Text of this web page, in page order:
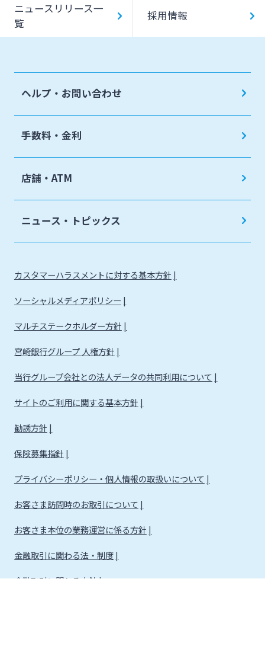
ニュースリリース一
覧
採用情報
ヘルプ・お問い合わせ
手数料・金利
店舗・ATM
ニュース・トピックス
カスタマーハラスメントに対する基本方針
ソーシャルメディアポリシー
マルチステークホルダー方針
宮崎銀行グループ 人権方針
当行グループ会社との法人データの共同利用について
サイトのご利用に関する基本方針
勧誘方針
保険募集指針
プライバシーポリシー・個人情報の取扱いについて
お客さま訪問時のお取引について
お客さま本位の業務運営に係る方針
金融取引に関わる法・制度
金融取引に関わる方針